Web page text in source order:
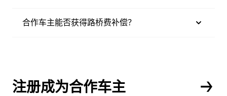
合作车主能否获得路桥费补偿？
注册成为合作车主